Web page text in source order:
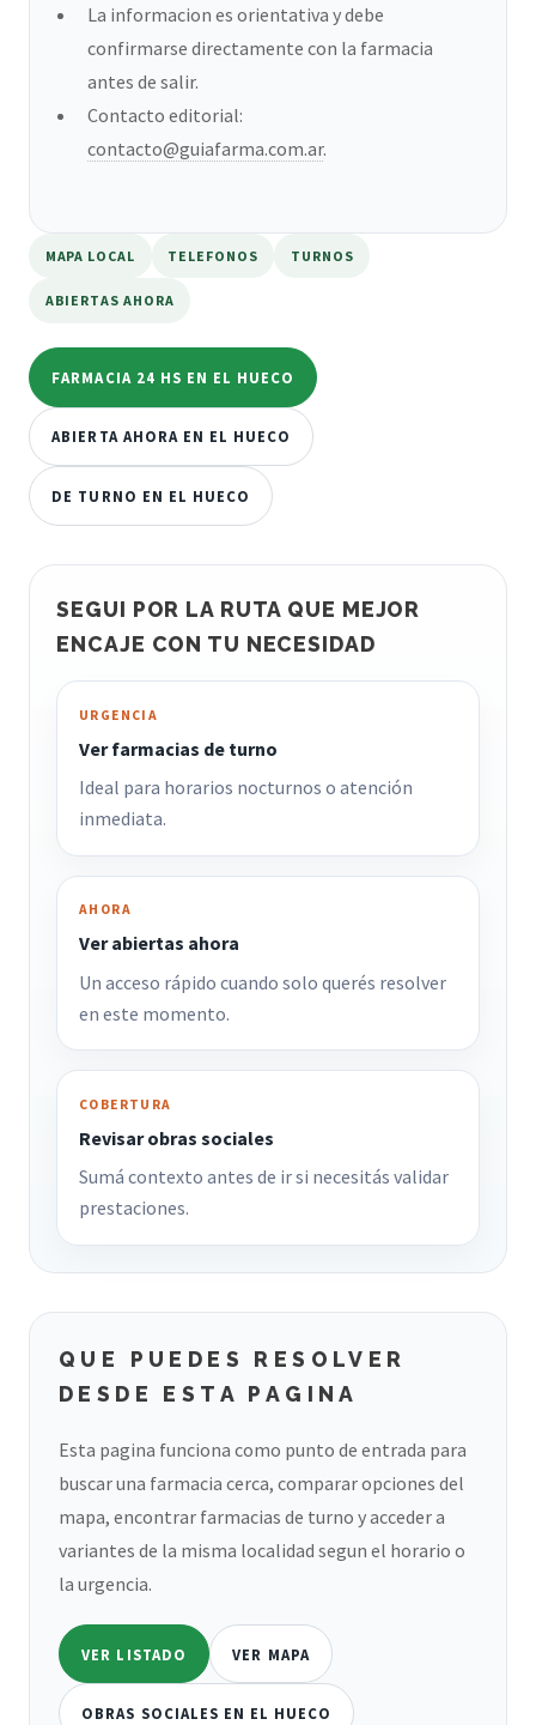
La informacion es orientativa y debe
confirmarse directamente con la farmacia
antes de salir.
Contacto editorial:
contacto@guiafarma.com.ar.
MAPA LOCAL TELEFONOS TURNOS
ABIERTAS AHORA
FARMACIA 24 HS EN EL HUECO
ABIERTA AHORA EN EL HUECO
DE TURNO EN EL HUECO
SEGUI POR LA RUTA QUE MEJOR
ENCAJE CON TU NECESIDAD
URGENCIA
Ver farmacias de turno
Ideal para horarios nocturnos o atención
inmediata.
AHORA
Ver abiertas ahora
Un acceso rápido cuando solo querés resolver
en este momento.
COBERTURA
Revisar obras sociales
Sumá contexto antes de ir si necesitás validar
prestaciones.
QUE PUEDES RESOLVER
DESDE ESTA PAGINA
Esta pagina funciona como punto de entrada para
buscar una farmacia cerca, comparar opciones del
mapa, encontrar farmacias de turno y acceder a
variantes de la misma localidad segun el horario o
la urgencia.
VER LISTADO VER MAPA
OBRAS SOCIALES EN EL HUECO